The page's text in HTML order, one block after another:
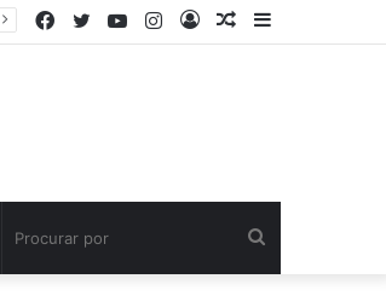
Barra
Artigo
Entrar
Instagram
YouTube
Twitter
Facebook